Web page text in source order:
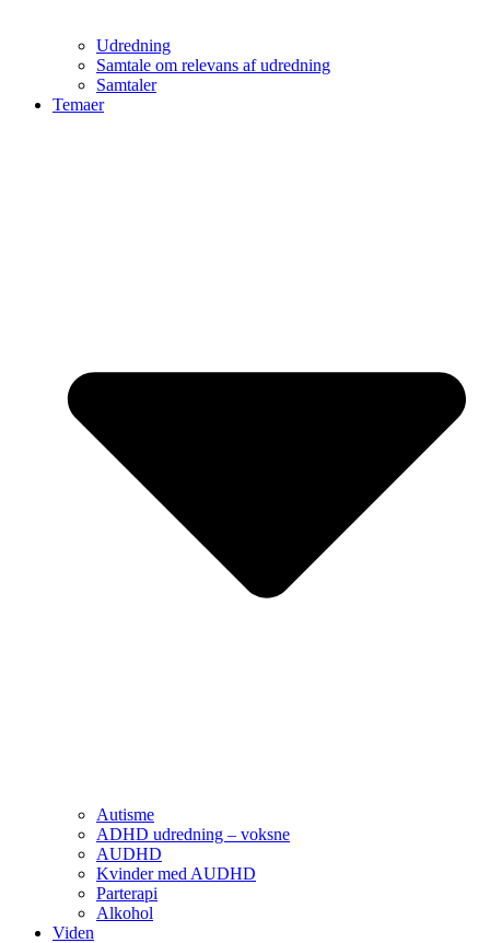
Udredning
Samtale om relevans af udredning
Samtaler
Temaer
Autisme
ADHD udredning – voksne
AUDHD
Kvinder med AUDHD
Parterapi
Alkohol
Viden